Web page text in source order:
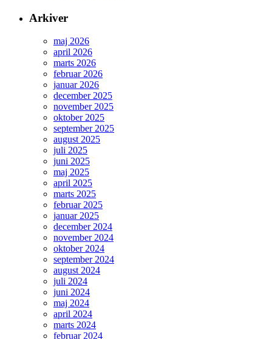
Arkiver
maj 2026
april 2026
marts 2026
februar 2026
januar 2026
december 2025
november 2025
oktober 2025
september 2025
august 2025
juli 2025
juni 2025
maj 2025
april 2025
marts 2025
februar 2025
januar 2025
december 2024
november 2024
oktober 2024
september 2024
august 2024
juli 2024
juni 2024
maj 2024
april 2024
marts 2024
februar 2024